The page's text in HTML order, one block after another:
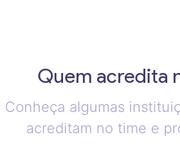
Quem acredita
Conheça algumas
acreditam no time e